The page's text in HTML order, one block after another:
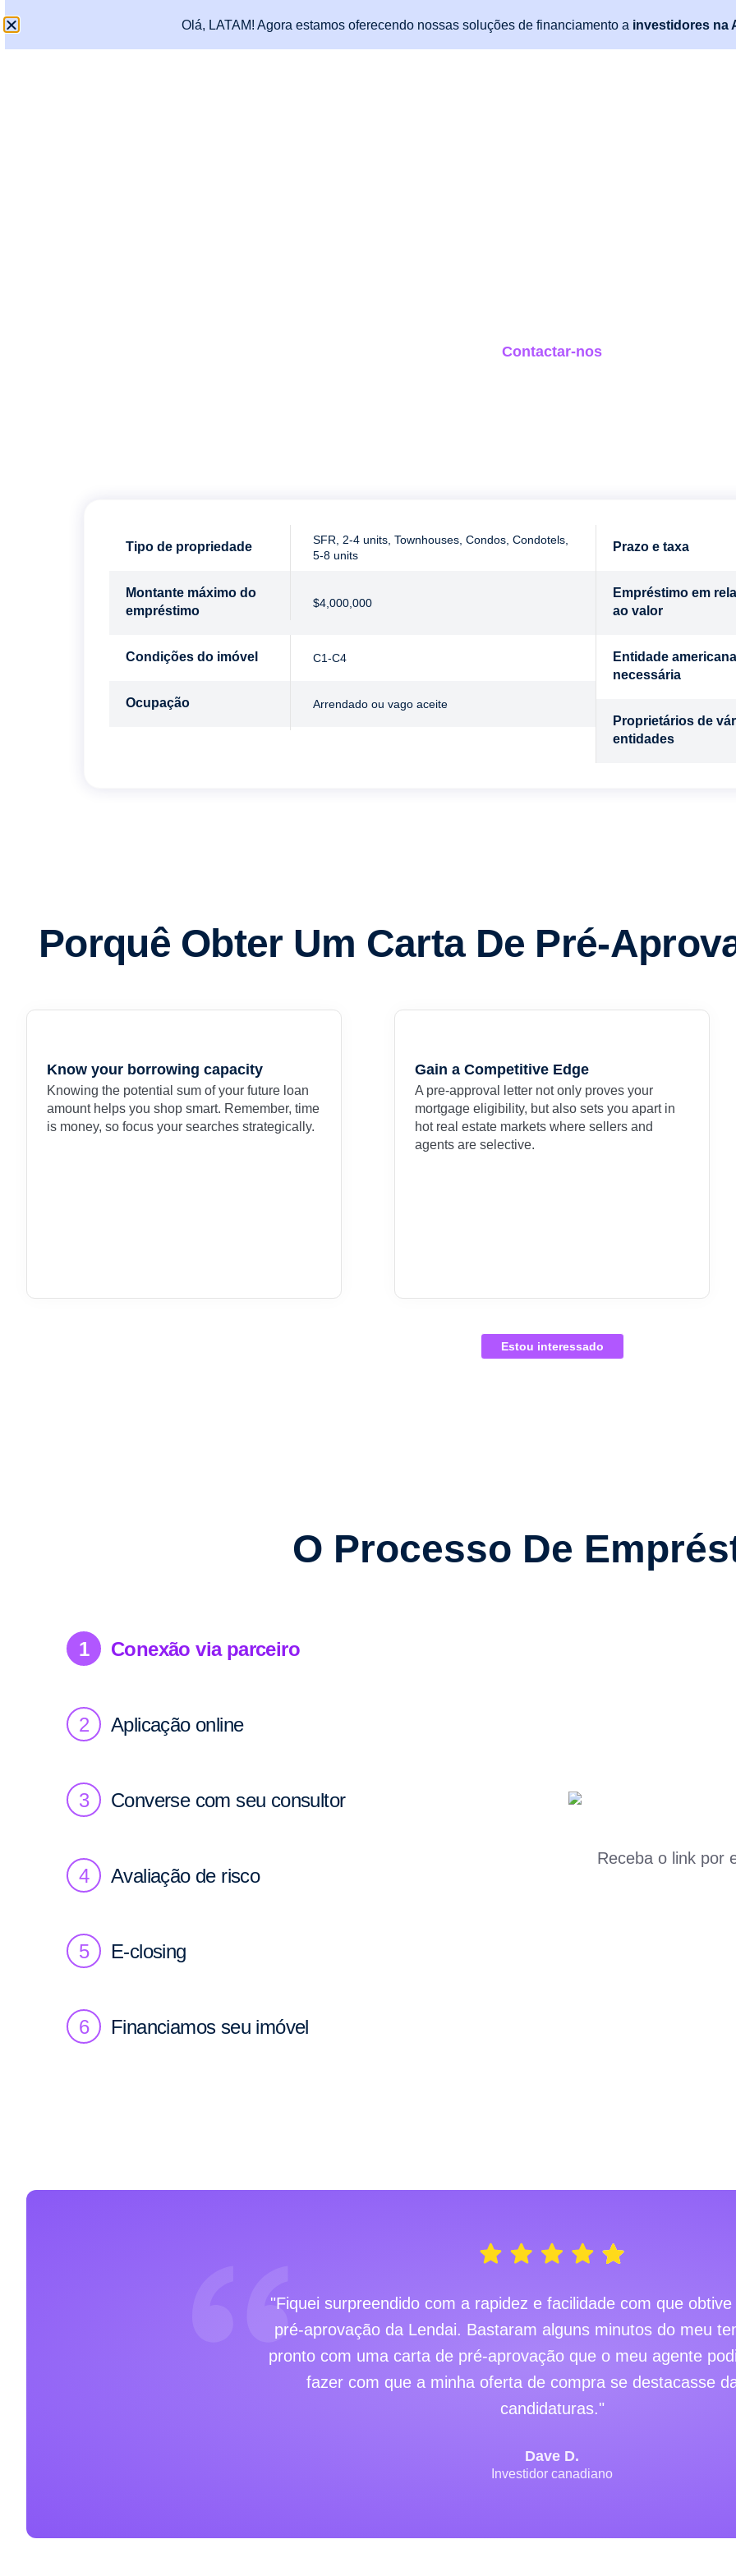
Contactar-nos
Tipo de propriedade
SFR, 2-4 units, Townhouses, Condos, Condotels,
5-8 units
Montante máximo do
empréstimo
$4,000,000
Condições do imóvel C1-C4
Ocupação Arrendado ou vago aceite
Prazo e taxa
Empréstimo em
ao valor
Entidade americana
necessária
Proprietários de
entidades
Porquê Obter Um Carta De Pré-
Know your borrowing capacity
Knowing the potential sum of your future loan
amount helps you shop smart. Remember, time
is money, so focus your searches strategically.
Gain a Competitive Edge
A pre-approval letter not only proves your
mortgage eligibility, but also sets you apart in
hot real estate markets where sellers and
agents are selective.
Estou interessado
O Processo De
1 Conexão via parceiro
2 Aplicação online
3 Converse com seu consultor
4 Avaliação de risco
5 E-closing
6 Financiamos seu imóvel
Receba o link por
"Fiquei surpreendido com a rapidez e facilidade com que
pré-aprovação da Lendai. Bastaram alguns minutos do meu
pronto com uma carta de pré-aprovação que o meu agente
fazer com que a minha oferta de compra se destacasse
candidaturas."
Dave D.
Investidor canadiano
Olá, LATAM! Agora estamos oferecendo nossas soluções de financiamento a investidores na